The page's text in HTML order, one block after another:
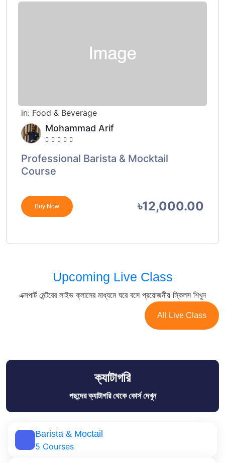
in: Food & Beverage
Mohammad Arif
Professional Barista & Mocktail
Course
Buy Now ৳12,000.00
Upcoming Live Class
এক্সপার্ট মেন্টরের লাইভ ক্লাসের মাধ্যমে ঘরে বসে প্রয়োজনীয় স্কিলস শিখুন
All Live Class
ক্যাটাগরি
পছন্দের ক্যাটাগরি থেকে কোর্স দেখুন
Barista & Moctail
5 Courses